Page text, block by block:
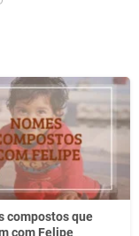
procuro
compostos que
com Felipe